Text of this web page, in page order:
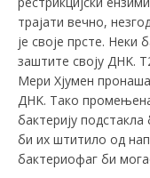
трајати вечно,
је своје прсте. Неки
заштите своју ДНK.
Мери Хјумен
ДНK. Тако
бактерију
би их штитило од
бактериофаг би